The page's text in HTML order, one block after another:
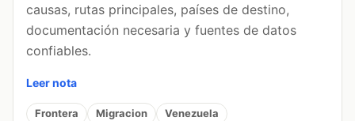
causas, rutas principales, países de destino,
documentación necesaria y fuentes de datos
confiables.
Leer nota
Frontera Migracion Venezuela